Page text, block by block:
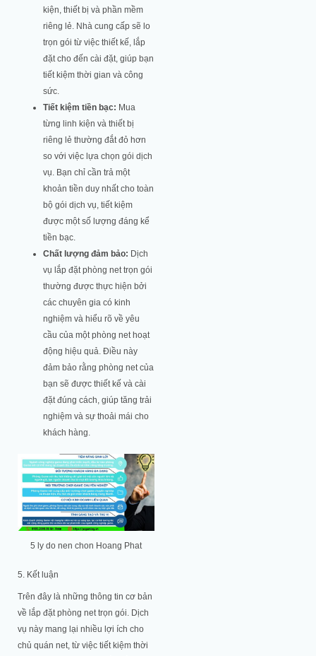
kiện, thiết bị và phần mềm
riêng lẻ. Nhà cung cấp sẽ lo
trọn gói từ việc thiết kế, lắp
đặt cho đến cài đặt, giúp bạn
tiết kiệm thời gian và công
sức.
Tiết kiệm tiền bạc: Mua
từng linh kiện và thiết bị
riêng lẻ thường đắt đỏ hơn
so với việc lựa chọn gói dịch
vụ. Bạn chỉ cần trả một
khoản tiền duy nhất cho toàn
bộ gói dịch vụ, tiết kiệm
được một số lượng đáng kể
tiền bạc.
Chất lượng đảm bảo: Dịch
vụ lắp đặt phòng net trọn gói
thường được thực hiện bởi
các chuyên gia có kinh
nghiệm và hiểu rõ về yêu
cầu của một phòng net hoạt
động hiệu quả. Điều này
đảm bảo rằng phòng net của
bạn sẽ được thiết kế và cài
đặt đúng cách, giúp tăng trải
nghiệm và sự thoải mái cho
khách hàng.
5 ly do nen chon Hoang Phat
5. Kết luận
Trên đây là những thông tin cơ bản
về lắp đặt phòng net trọn gói. Dịch
vụ này mang lại nhiều lợi ích cho
chủ quán net, từ việc tiết kiệm thời